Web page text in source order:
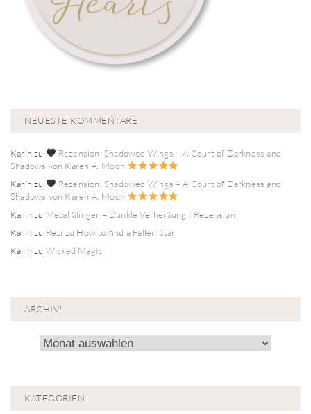
NEUESTE KOMMENTARE
Karinzu
Rezension: Shadowed Wings – A Court of Darkness and
Shadows von Karen A. Moon
Karinzu
Rezension: Shadowed Wings – A Court of Darkness and
Shadows von Karen A. Moon
Karinzu Metal Slinger – Dunkle Verheißung | Rezension
Karinzu Rezi zu How to find a Fallen Star
Karinzu Wicked Magic
ARCHIV!
Archiv!
KATEGORIEN